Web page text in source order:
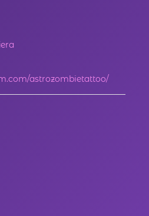
astrozombietattoo/